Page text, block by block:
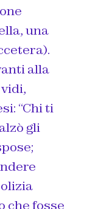
una
alla
“Chi ti
gli
che fosse